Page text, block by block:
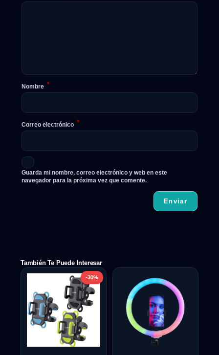
Nombre *
Correo electrónico *
Guarda mi nombre, correo electrónico y web en este
navegador para la próxima vez que comente.
También Te Puede Interesar
-30%